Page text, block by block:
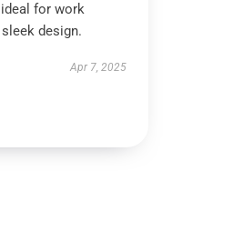
for work
design.
Apr 7, 2025